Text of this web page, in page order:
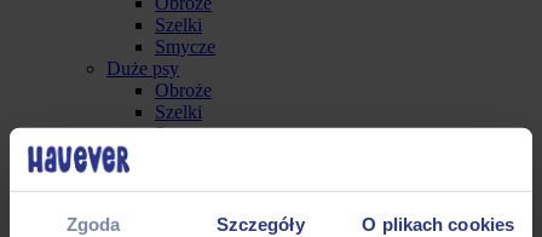
Zgoda Szczegóły O plikach cookies
Szelki
Smycze
Duże psy
Obroże
Szelki
Smycze
Koty
Akcesoria
Linki treningowe
-50%